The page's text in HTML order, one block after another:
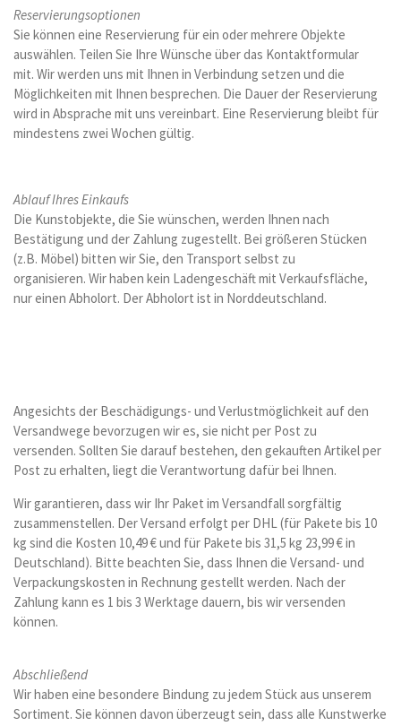
Reservierungsoptionen
Sie können eine Reservierung für ein oder mehrere Objekte
auswählen. Teilen Sie Ihre Wünsche über das Kontaktformular
mit. Wir werden uns mit Ihnen in Verbindung setzen und die
Möglichkeiten mit Ihnen besprechen. Die Dauer der Reservierung
wird in Absprache mit uns vereinbart. Eine Reservierung bleibt für
mindestens zwei Wochen gültig.
Ablauf Ihres Einkaufs
Die Kunstobjekte, die Sie wünschen, werden Ihnen nach
Bestätigung und der Zahlung zugestellt. Bei größeren Stücken
(z.B. Möbel) bitten wir Sie, den Transport selbst zu
organisieren. Wir haben kein Ladengeschäft mit Verkaufsfläche,
nur einen Abholort. Der Abholort ist in Norddeutschland.
Angesichts der Beschädigungs- und Verlustmöglichkeit auf den
Versandwege bevorzugen wir es, sie nicht per Post zu
versenden. Sollten Sie darauf bestehen, den gekauften Artikel per
Post zu erhalten, liegt die Verantwortung dafür bei Ihnen.
Wir garantieren, dass wir Ihr Paket im Versandfall sorgfältig
zusammenstellen. Der Versand erfolgt per DHL (für Pakete bis 10
kg sind die Kosten 10,49 € und für Pakete bis 31,5 kg 23,99 € in
Deutschland). Bitte beachten Sie, dass Ihnen die Versand- und
Verpackungskosten in Rechnung gestellt werden. Nach der
Zahlung kann es 1 bis 3 Werktage dauern, bis wir versenden
können.
Abschließend
Wir haben eine besondere Bindung zu jedem Stück aus unserem
Sortiment. Sie können davon überzeugt sein, dass alle Kunstwerke